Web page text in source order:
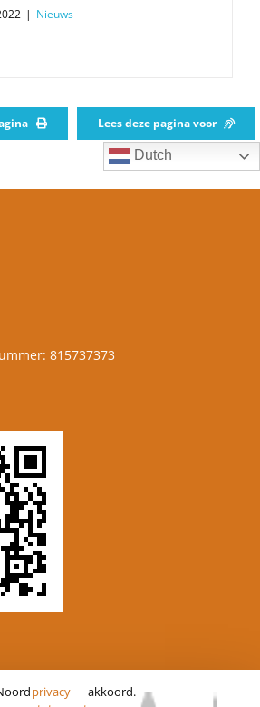
| Nieuws
Lees deze pagina voor
Dutch
815737373
privacy
akkoord.